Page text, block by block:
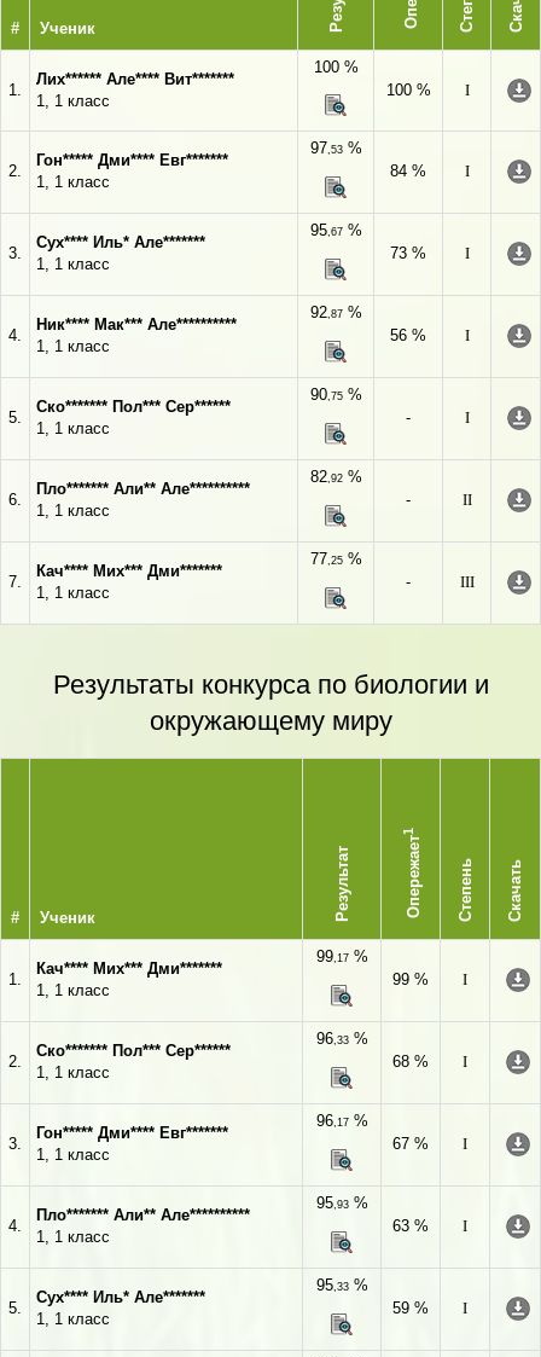
# Ученик
1.
Лих****** Але**** Вит*******
1, 1 класс
100 %
100 %
I
2.
Гон***** Дми**** Евг*******
1, 1 класс
97,53%
84 %
I
3.
Сух**** Иль* Але*******
1, 1 класс
95,67%
73 %
I
4.
Ник**** Мак*** Але**********
1, 1 класс
92,87%
56 %
I
5.
Ско******* Пол*** Сер******
1, 1 класс
90,75%
-
I
6.
Пло******* Али** Але**********
1, 1 класс
82,92%
-
II
7.
Кач**** Мих*** Дми*******
1, 1 класс
77,25%
-
III
Результаты конкурса по биологии и
окружающему миру
# Ученик Результат Опережает
1
Степень Скачать
1.
Кач**** Мих*** Дми*******
1, 1 класс
99,17%
99 %
I
2.
Ско******* Пол*** Сер******
1, 1 класс
96,33%
68 %
I
3.
Гон***** Дми**** Евг*******
1, 1 класс
96,17%
67 %
I
4.
Пло******* Али** Але**********
1, 1 класс
95,93%
63 %
I
5.
Сух**** Иль* Але*******
1, 1 класс
95,33%
59 %
I